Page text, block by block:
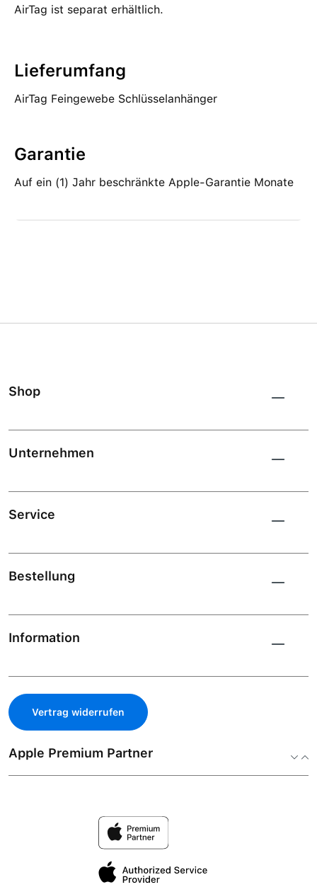
AirTag ist separat erhältlich.
Lieferumfang
AirTag Feingewebe Schlüsselanhänger
Garantie
Auf ein (1) Jahr beschränkte Apple-Garantie Monate
Shop
Unternehmen
Service
Bestellung
Information
Vertrag widerrufen
Apple Premium Partner